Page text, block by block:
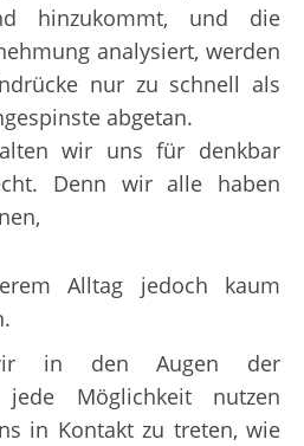
hinzukommt, und die
analysiert, werden
nur zu schnell als
abgetan.
wir uns für denkbar
Denn wir alle haben
Alltag jedoch kaum
in den Augen der
Möglichkeit nutzen
in Kontakt zu treten, wie